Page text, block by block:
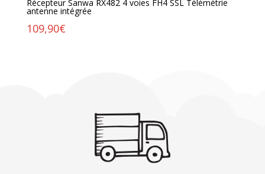
Récepteur Sanwa RX482 4 voies FH4 SSL Télémétrie
antenne intégrée
109,90€